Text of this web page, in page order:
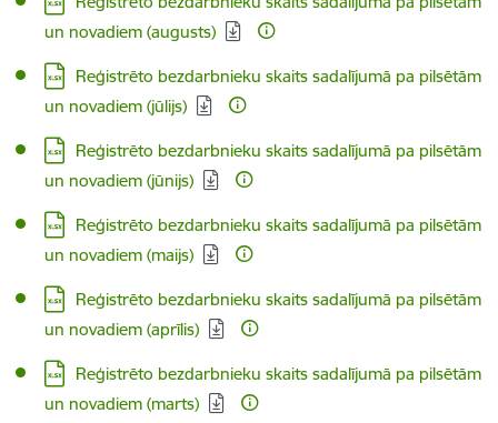
un novadiem (augusts)
Lejupielādēt:
Reģistrēto bezdarbnieku skaits sadalījumā pa pilsētām
un novadiem (jūlijs)
Lejupielādēt:
Reģistrēto bezdarbnieku skaits sadalījumā pa pilsētām
un novadiem (jūnijs)
Lejupielādēt:
Reģistrēto bezdarbnieku skaits sadalījumā pa pilsētām
un novadiem (maijs)
Lejupielādēt:
Reģistrēto bezdarbnieku skaits sadalījumā pa pilsētām
un novadiem (aprīlis)
Lejupielādēt:
Reģistrēto bezdarbnieku skaits sadalījumā pa pilsētām
un novadiem (marts)